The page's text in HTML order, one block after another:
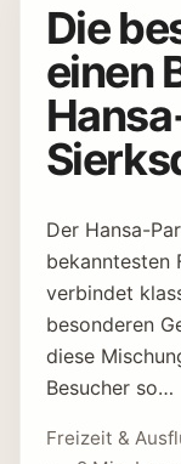
Die
einen
Der Hansa-
bekanntesten
verbindet
besonderen
diese
Besucher so…
Freizeit &